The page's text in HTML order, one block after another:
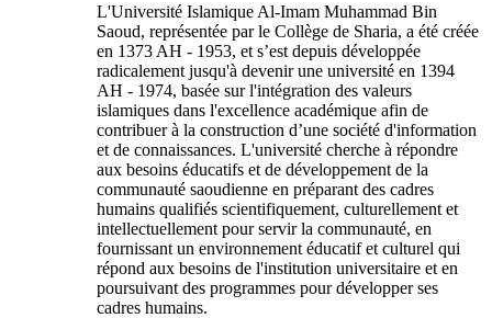
L'Université Islamique Al-Imam Muhammad Bin
Saoud, représentée par le Collège de Sharia, a été créée
en 1373 AH - 1953, et s’est depuis développée
radicalement jusqu'à devenir une université en 1394
AH - 1974, basée sur l'intégration des valeurs
islamiques dans l'excellence académique afin de
contribuer à la construction d’une société d'information
et de connaissances. L'université cherche à répondre
aux besoins éducatifs et de développement de la
communauté saoudienne en préparant des cadres
humains qualifiés scientifiquement, culturellement et
intellectuellement pour servir la communauté, en
fournissant un environnement éducatif et culturel qui
répond aux besoins de l'institution universitaire et en
poursuivant des programmes pour développer ses
cadres humains.